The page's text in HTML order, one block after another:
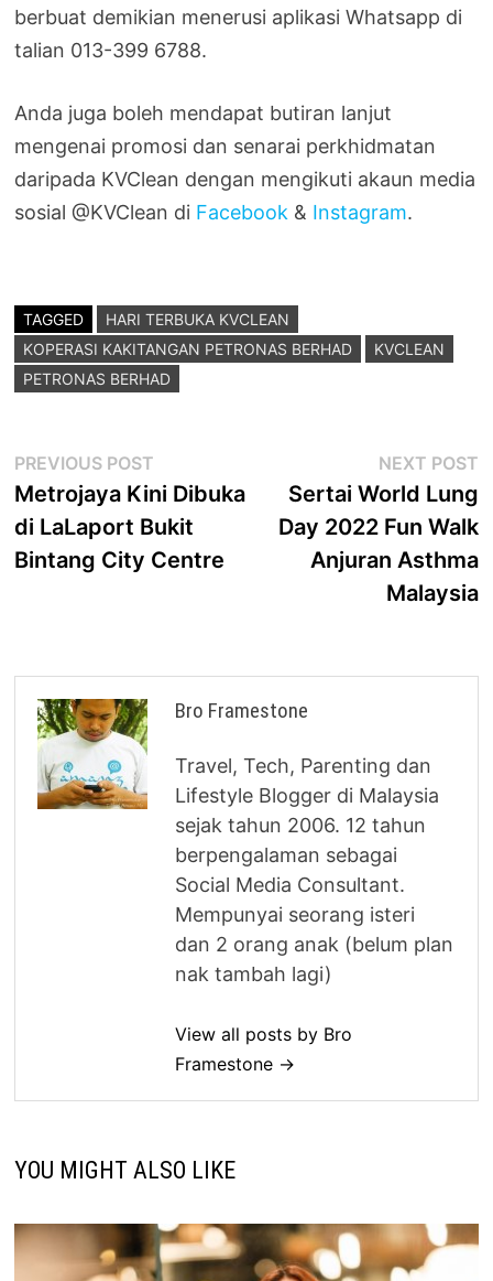
berbuat demikian menerusi aplikasi Whatsapp di
talian 013-399 6788.
Anda juga boleh mendapat butiran lanjut
mengenai promosi dan senarai perkhidmatan
daripada KVClean dengan mengikuti akaun media
sosial @KVClean di Facebook & Instagram.
TAGGED
HARI TERBUKA KVCLEAN
KOPERASI KAKITANGAN PETRONAS BERHAD
KVCLEAN
PETRONAS BERHAD
Post
navigation
PREVIOUS POST
post:
Metrojaya Kini Dibuka
di LaLaport Bukit
Bintang City Centre
NEXT POST
Sertai World Lung
Day 2022 Fun Walk
Anjuran Asthma
Malaysia
Bro Framestone
Travel, Tech, Parenting dan
Lifestyle Blogger di Malaysia
sejak tahun 2006. 12 tahun
berpengalaman sebagai
Social Media Consultant.
Mempunyai seorang isteri
dan 2 orang anak (belum plan
nak tambah lagi)
View all posts by Bro
Framestone →
YOU MIGHT ALSO LIKE